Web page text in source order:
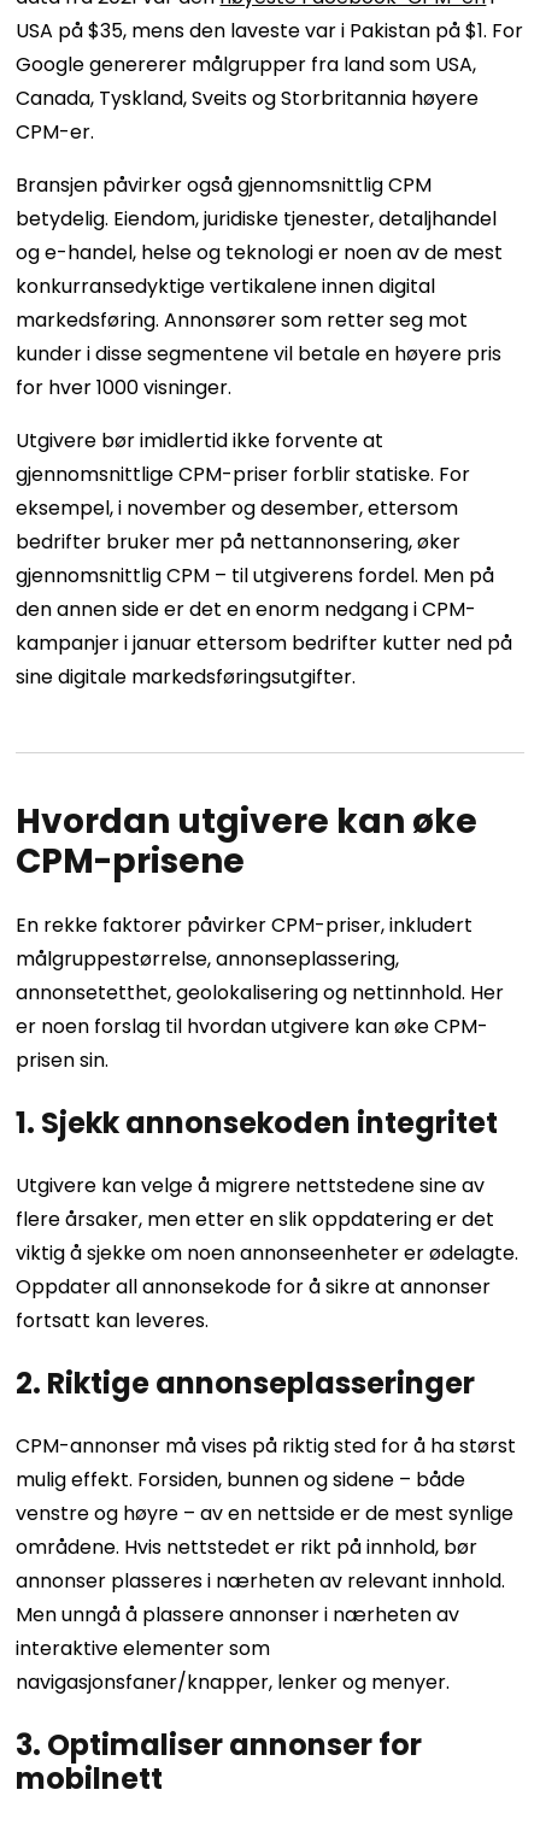
USA på $35, mens den laveste var i Pakistan på $1. For
Google genererer målgrupper fra land som USA,
Canada, Tyskland, Sveits og Storbritannia høyere
CPM-er.
Bransjen påvirker også gjennomsnittlig CPM
betydelig. Eiendom, juridiske tjenester, detaljhandel
og e-handel, helse og teknologi er noen av de mest
konkurransedyktige vertikalene innen digital
markedsføring. Annonsører som retter seg mot
kunder i disse segmentene vil betale en høyere pris
for hver 1000 visninger.
Utgivere bør imidlertid ikke forvente at
gjennomsnittlige CPM-priser forblir statiske. For
eksempel, i november og desember, ettersom
bedrifter bruker mer på nettannonsering, øker
gjennomsnittlig CPM – til utgiverens fordel. Men på
den annen side er det en enorm nedgang i CPM-
kampanjer i januar ettersom bedrifter kutter ned på
sine digitale markedsføringsutgifter.
Hvordan utgivere kan øke
CPM-prisene
En rekke faktorer påvirker CPM-priser, inkludert
målgruppestørrelse, annonseplassering,
annonsetetthet, geolokalisering og nettinnhold. Her
er noen forslag til hvordan utgivere kan øke CPM-
prisen sin.
1. Sjekk annonsekoden integritet
Utgivere kan velge å migrere nettstedene sine av
flere årsaker, men etter en slik oppdatering er det
viktig å sjekke om noen annonseenheter er ødelagte.
Oppdater all annonsekode for å sikre at annonser
fortsatt kan leveres.
2. Riktige annonseplasseringer
CPM-annonser må vises på riktig sted for å ha størst
mulig effekt. Forsiden, bunnen og sidene – både
venstre og høyre – av en nettside er de mest synlige
områdene. Hvis nettstedet er rikt på innhold, bør
annonser plasseres i nærheten av relevant innhold.
Men unngå å plassere annonser i nærheten av
interaktive elementer som
navigasjonsfaner/knapper, lenker og menyer.
3. Optimaliser annonser for
mobilnett